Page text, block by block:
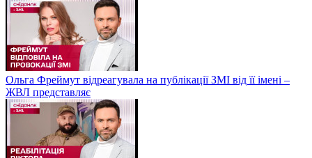
Ольга Фреймут відреагувала на публікації ЗМІ від її імені –
ЖВЛ представляє